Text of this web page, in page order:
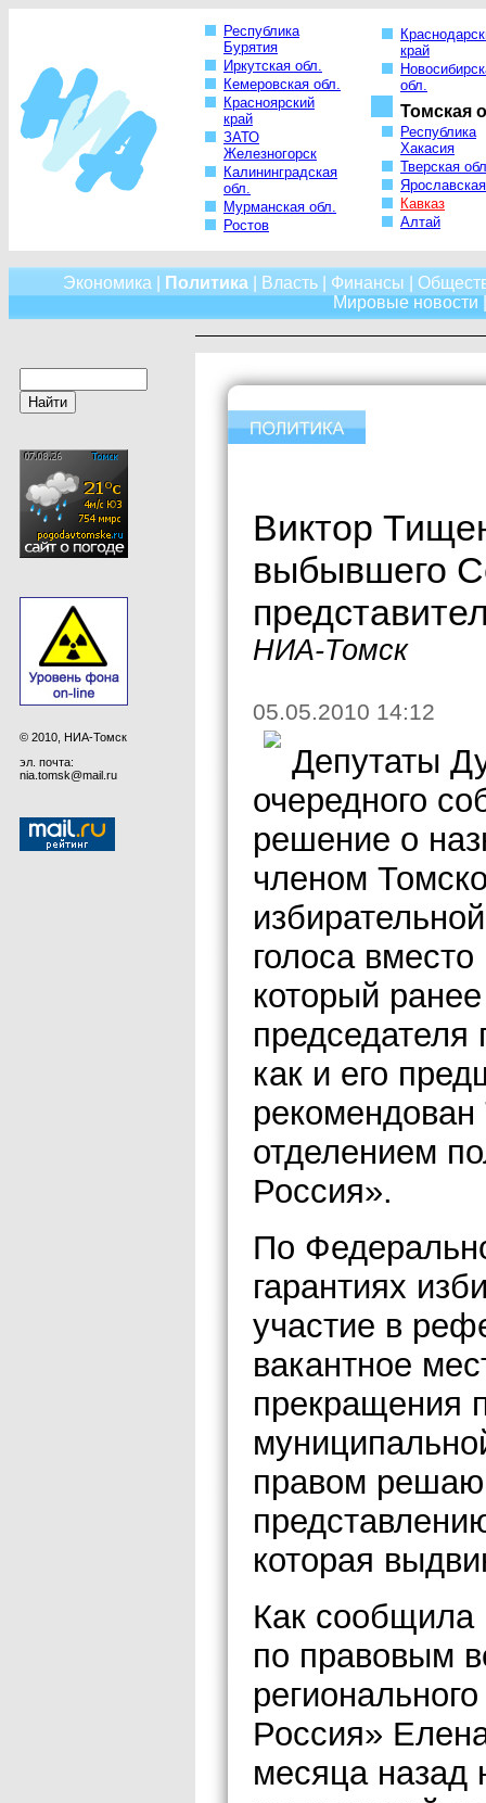
Республика
Бурятия
Иркутская обл.
Кемеровская обл.
Красноярский
край
ЗАТО
Железногорск
Калининградская
обл.
Мурманская обл.
Ростов
край
обл.
Томская
Республика
Хакасия
Тверская
Кавказ
Алтай
Экономика Политика| Власть| Финансы
Мировые новости
© 2010, НИА-Томск
эл. почта:
nia.tomsk@mail.ru
Виктор
выбывшего
НИА-Томск
05.05.2010 14:12
Депутаты
очередного
решение о
членом
голоса
который
председателя
как и его
отделением
Россия».
По
гарантиях
участие в
вакантное
прекращения
правом
которая
Как сообщила
по правовым
Россия»
месяца назад